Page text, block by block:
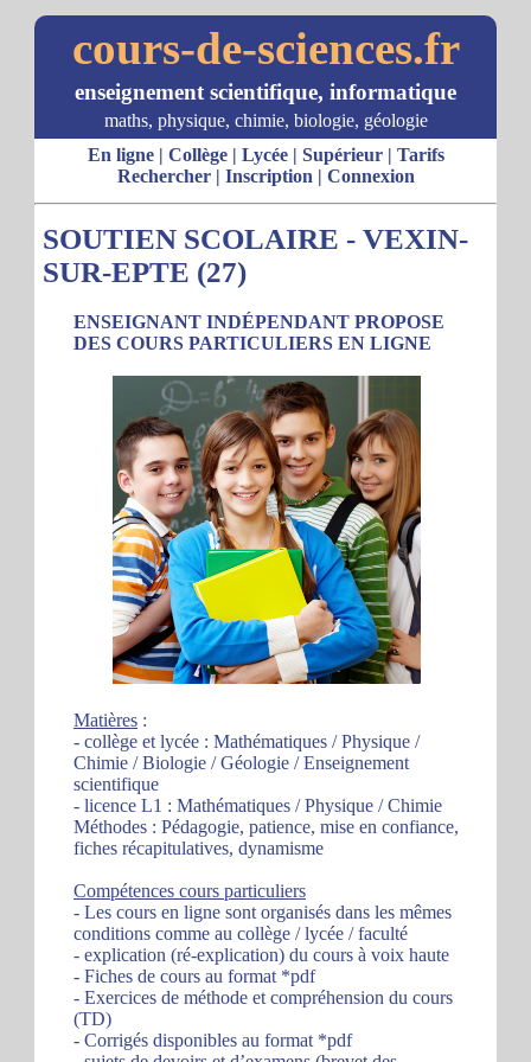
cours-de-sciences.fr
enseignement scientifique, informatique
maths, physique, chimie, biologie, géologie
En ligne| Collège| Lycée| Supérieur| Tarifs
Rechercher| Inscription | Connexion
SOUTIEN SCOLAIRE - VEXIN-
SUR-EPTE (27)
ENSEIGNANT INDÉPENDANT PROPOSE
DES COURS PARTICULIERS EN LIGNE
Matières :
- collège et lycée : Mathématiques / Physique /
Chimie / Biologie / Géologie / Enseignement
scientifique
- licence L1 : Mathématiques / Physique / Chimie
Méthodes : Pédagogie, patience, mise en confiance,
fiches récapitulatives, dynamisme
Compétences cours particuliers
- Les cours en ligne sont organisés dans les mêmes
conditions comme au collège / lycée / faculté
- explication (ré-explication) du cours à voix haute
- Fiches de cours au format *pdf
- Exercices de méthode et compréhension du cours
(TD)
- Corrigés disponibles au format *pdf